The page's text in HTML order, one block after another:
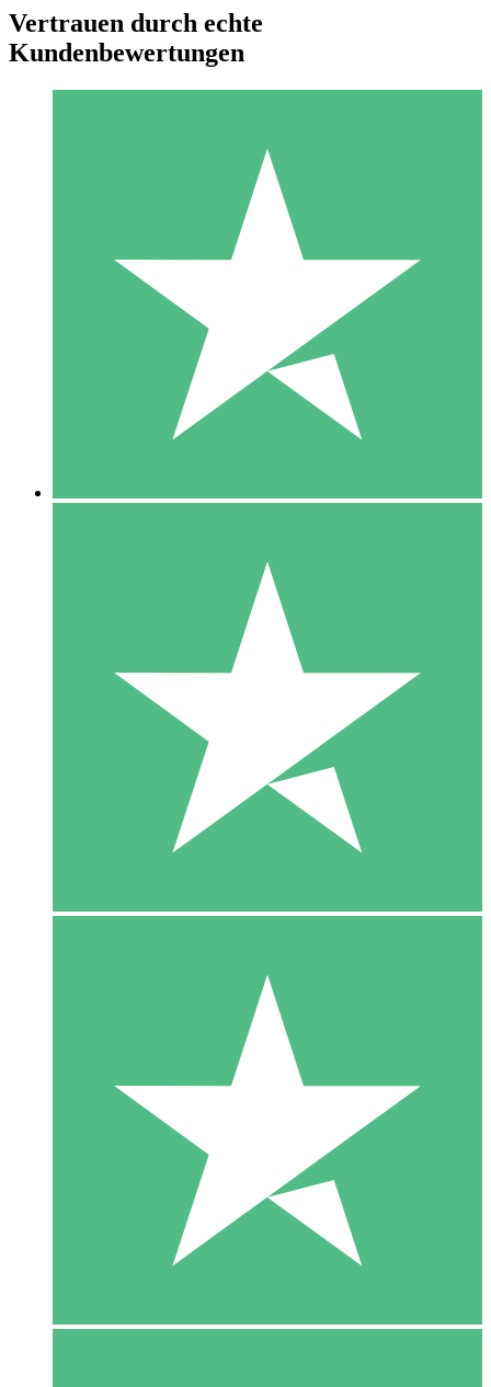
Individuelle Credit-Pakete
Zahlen Sie nach Bedarf mit Download-Credits. Keine
monatliche Verpflichtung erforderlich.
10 00
10 Downloads
20 00
Vertrauen durch echte
Kundenbewertungen